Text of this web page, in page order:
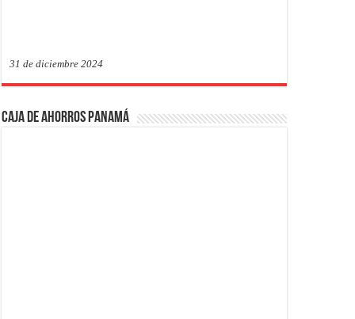
31 de diciembre 2024
Caja de Ahorros Panamá